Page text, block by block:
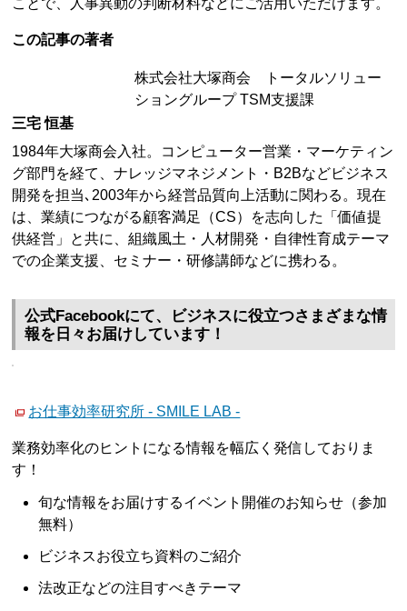
この記事の著者
株式会社大塚商会 トータルソリュー
ショングループ TSM支援課
三宅 恒基
1984年大塚商会入社。コンピューター営業・マーケティン
グ部門を経て、ナレッジマネジメント・B2Bなどビジネス
開発を担当､2003年から経営品質向上活動に関わる。現在
は、業績につながる顧客満足（CS）を志向した「価値提
供経営」と共に、組織風土・人材開発・自律性育成テーマ
での企業支援、セミナー・研修講師などに携わる。
公式Facebookにて、ビジネスに役立つさまざまな情
報を日々お届けしています！
お仕事効率研究所 - SMILE LAB -
業務効率化のヒントになる情報を幅広く発信しておりま
す！
旬な情報をお届けするイベント開催のお知らせ（参加
無料）
ビジネスお役立ち資料のご紹介
法改正などの注目すべきテーマ